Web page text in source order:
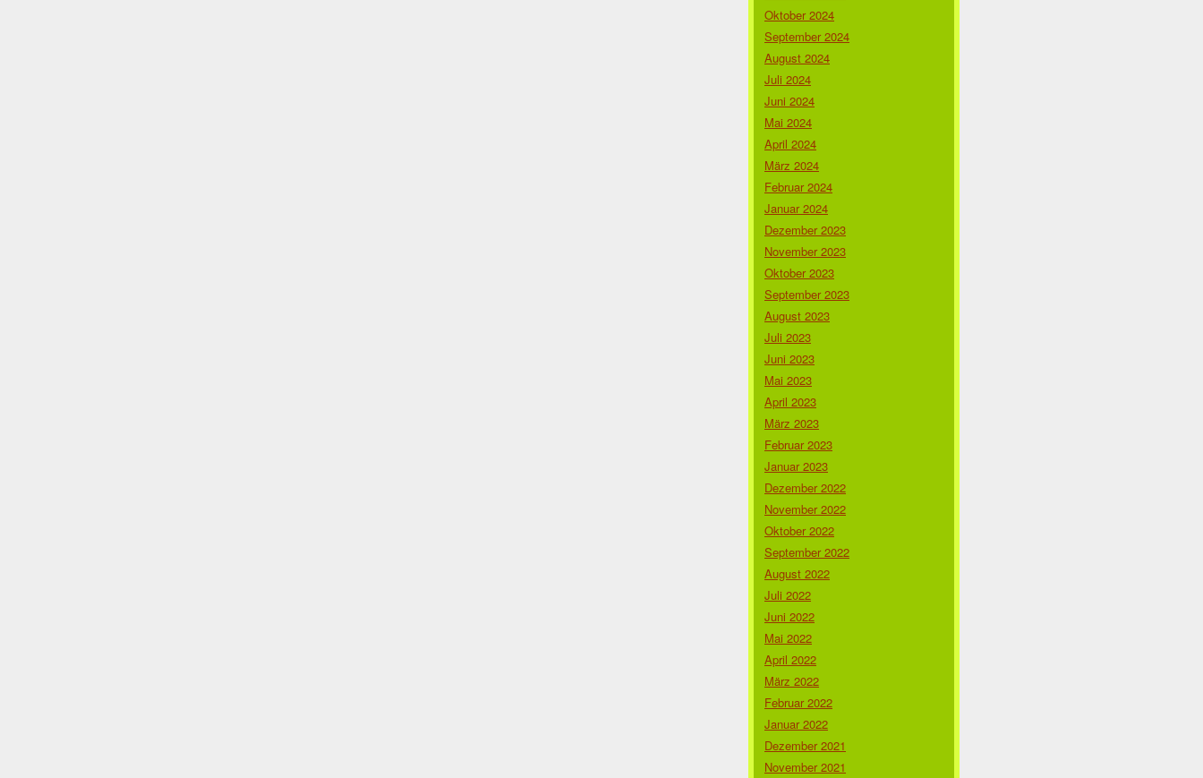
Oktober 2024
September 2024
August 2024
Juli 2024
Juni 2024
Mai 2024
April 2024
März 2024
Februar 2024
Januar 2024
Dezember 2023
November 2023
Oktober 2023
September 2023
August 2023
Juli 2023
Juni 2023
Mai 2023
April 2023
März 2023
Februar 2023
Januar 2023
Dezember 2022
November 2022
Oktober 2022
September 2022
August 2022
Juli 2022
Juni 2022
Mai 2022
April 2022
März 2022
Februar 2022
Januar 2022
Dezember 2021
November 2021